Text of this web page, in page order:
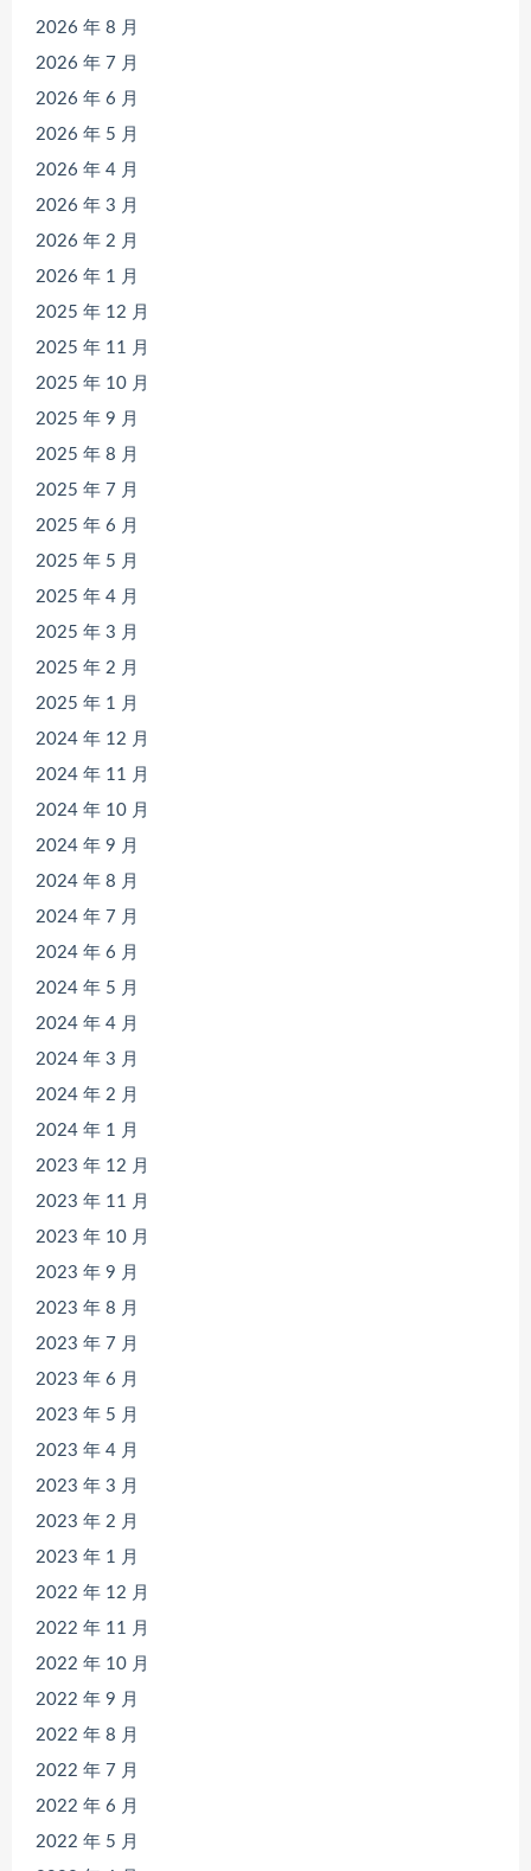
2026 年 8 月
2026 年 7 月
2026 年 6 月
2026 年 5 月
2026 年 4 月
2026 年 3 月
2026 年 2 月
2026 年 1 月
2025 年 12 月
2025 年 11 月
2025 年 10 月
2025 年 9 月
2025 年 8 月
2025 年 7 月
2025 年 6 月
2025 年 5 月
2025 年 4 月
2025 年 3 月
2025 年 2 月
2025 年 1 月
2024 年 12 月
2024 年 11 月
2024 年 10 月
2024 年 9 月
2024 年 8 月
2024 年 7 月
2024 年 6 月
2024 年 5 月
2024 年 4 月
2024 年 3 月
2024 年 2 月
2024 年 1 月
2023 年 12 月
2023 年 11 月
2023 年 10 月
2023 年 9 月
2023 年 8 月
2023 年 7 月
2023 年 6 月
2023 年 5 月
2023 年 4 月
2023 年 3 月
2023 年 2 月
2023 年 1 月
2022 年 12 月
2022 年 11 月
2022 年 10 月
2022 年 9 月
2022 年 8 月
2022 年 7 月
2022 年 6 月
2022 年 5 月